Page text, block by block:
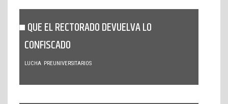
QUE EL RECTORADO DEVUELVA LO
CONFISCADO
LUCHA PREUNIVERSITARIOS